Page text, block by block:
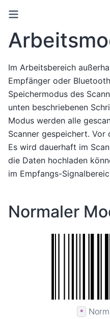
Im Arbeitsbereich
Empfänger oder
Speichermodus des
unten beschriebenen
Modus werden alle
Scanner gespeichert.
Es wird dauerhaft im
die Daten hochladen
im Empfangs-
Normaler
*